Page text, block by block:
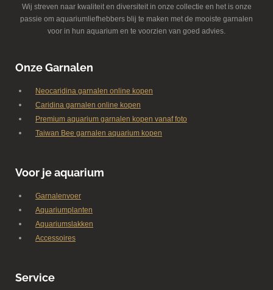
Wij streven naar kwaliteit en diversiteit in onze collectie en het is onze
passie om aquariumliefhebbers blij te maken met de mooiste garnalen
voor in hun aquarium en te voorzien van goed advies.
Onze Garnalen
Neocaridina garnalen online kopen
Caridina garnalen online kopen
Premium aquarium garnalen kopen vanaf foto
Taiwan Bee garnalen aquarium kopen
Voor je aquarium
Garnalenvoer
Aquariumplanten
Aquariumslakken
Accessoires
Service